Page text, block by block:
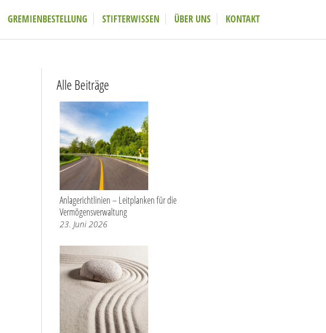
GREMIENBESTELLUNG STIFTERWISSEN ÜBER UNS KONTAKT
Alle Beiträge
Anlagerichtlinien – Leitplanken für die
Vermögensverwaltung
23. Juni 2026